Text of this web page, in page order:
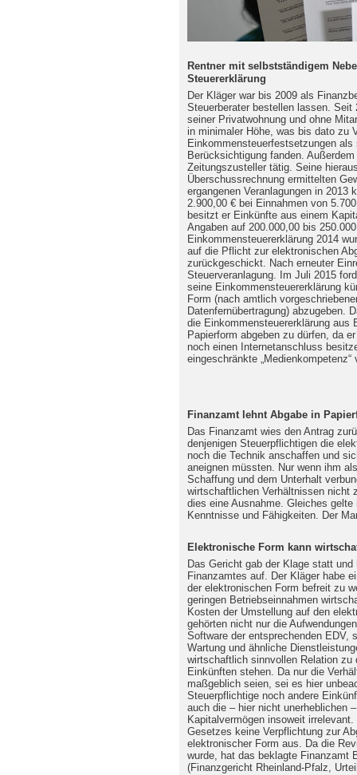
Rentner mit selbstständigem
Steuererklärung
Der Kläger war bis 2009 als
Steuerberater bestellen lassen.
seiner Privatwohnung und ohne
in minimaler Höhe, was bis dato zu
Einkommensteuerfestsetzungen
Berücksichtigung fanden.
Zeitungszusteller tätig. Seine
Überschussrechnung ermittelten
ergangenen Veranlagungen in 2013
2.900,00 € bei Einnahmen von
besitzt er Einkünfte aus einem
Angaben auf 200.000,00 bis
Einkommensteuererklärung 2014
auf die Pflicht zur elektronischen
zurückgeschickt. Nach erneuter
Steuerveranlagung. Im Juli 2015
seine Einkommensteuererklärung
Form (nach amtlich
Datenfernübertragung) abzugeben.
die Einkommensteuererklärung aus
Papierform abgeben zu dürfen, da
noch einen Internetanschluss
eingeschränkte „Medienkompetenz“
Finanzamt lehnt Abgabe in
Das Finanzamt wies den Antrag
denjenigen Steuerpflichtigen die
noch die Technik anschaffen und
aneignen müssten. Nur wenn ihm
Schaffung und dem Unterhalt
wirtschaftlichen Verhältnissen nicht
dies eine Ausnahme. Gleiches
Kenntnisse und Fähigkeiten. Der
Elektronische Form kann
Das Gericht gab der Klage statt
Finanzamtes auf. Der Kläger habe
der elektronischen Form befreit zu
geringen Betriebseinnahmen
Kosten der Umstellung auf den
gehörten nicht nur die
Software der entsprechenden EDV,
Wartung und ähnliche
wirtschaftlich sinnvollen Relation zu
Einkünften stehen. Da nur die
maßgeblich seien, sei es hier
Steuerpflichtige noch andere
auch die – hier nicht unerheblichen
Kapitalvermögen insoweit
Gesetzes keine Verpflichtung zur
elektronischer Form aus. Da die
wurde, hat das beklagte Finanzamt
(Finanzgericht Rheinland-Pfalz,